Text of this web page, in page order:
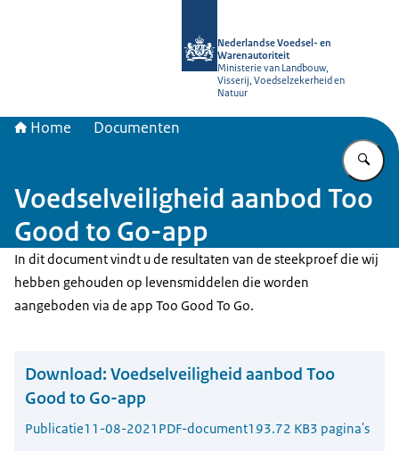
Nederlandse Voedsel- en
Warenautoriteit
Ministerie van Landbouw,
Visserij, Voedselzekerheid en
Natuur
Home Documenten
Voedselveiligheid aanbod Too
Good to Go-app
In dit document vindt u de resultaten van de steekproef die wij
hebben gehouden op levensmiddelen die worden
aangeboden via de app Too Good To Go.
Download: Voedselveiligheid aanbod Too
Good to Go-app
Publicatie11-08-2021 PDF-document193.72 KB3 pagina's